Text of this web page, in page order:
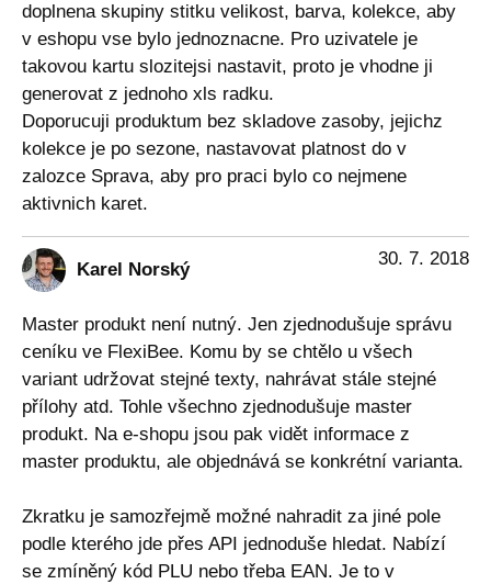
doplnena skupiny stitku velikost, barva, kolekce, aby
v eshopu vse bylo jednoznacne. Pro uzivatele je
takovou kartu slozitejsi nastavit, proto je vhodne ji
generovat z jednoho xls radku.
Doporucuji produktum bez skladove zasoby, jejichz
kolekce je po sezone, nastavovat platnost do v
zalozce Sprava, aby pro praci bylo co nejmene
aktivnich karet.
Karel Norský 30. 7. 2018
Master produkt není nutný. Jen zjednodušuje správu
ceníku ve FlexiBee. Komu by se chtělo u všech
variant udržovat stejné texty, nahrávat stále stejné
přílohy atd. Tohle všechno zjednodušuje master
produkt. Na e-shopu jsou pak vidět informace z
master produktu, ale objednává se konkrétní varianta.
Zkratku je samozřejmě možné nahradit za jiné pole
podle kterého jde přes API jednoduše hledat. Nabízí
se zmíněný kód PLU nebo třeba EAN. Je to v